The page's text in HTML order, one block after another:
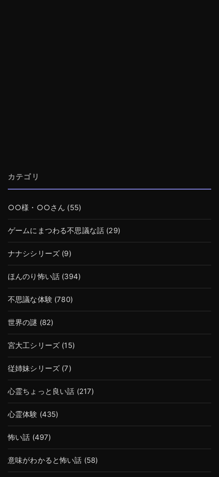
カテゴリ
○○様・○○さん (55)
ゲームにまつわる不思議な話 (29)
ナナシシリーズ (9)
ほんのり怖い話 (394)
不思議な体験 (780)
世界の謎 (82)
宮大工シリーズ (15)
従姉妹シリーズ (7)
心霊ちょっと良い話 (217)
心霊体験 (435)
怖い話 (497)
意味がわかると怖い話 (58)